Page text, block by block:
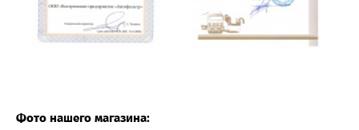
Фото нашего магазина: